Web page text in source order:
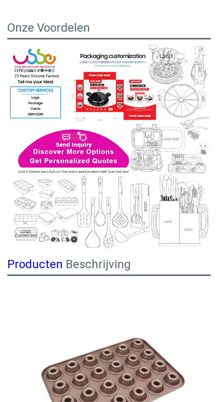
Onze Voordelen
Producten Beschrijving